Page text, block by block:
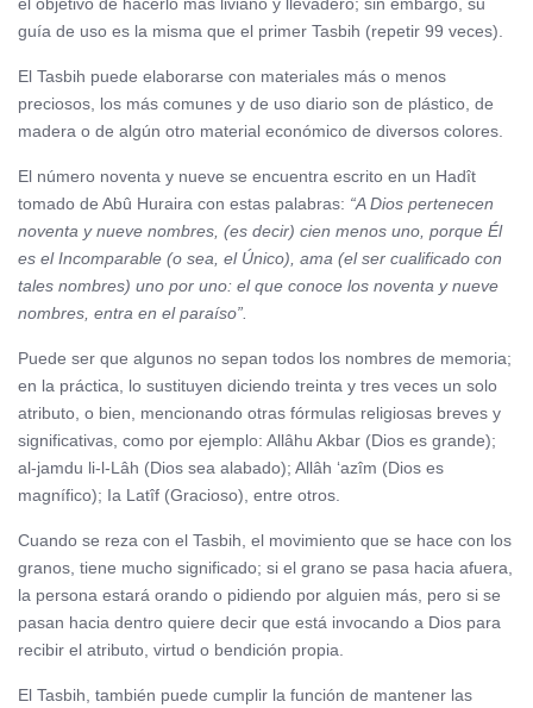
guía de uso es la misma que el primer Tasbih (repetir 99 veces).
El Tasbih puede elaborarse con materiales más o menos
preciosos, los más comunes y de uso diario son de plástico, de
madera o de algún otro material económico de diversos colores.
El número noventa y nueve se encuentra escrito en un Hadît
tomado de Abû Huraira con estas palabras: “A Dios pertenecen
noventa y nueve nombres, (es decir) cien menos uno, porque Él
es el Incomparable (o sea, el Único), ama (el ser cualificado con
tales nombres) uno por uno: el que conoce los noventa y nueve
nombres, entra en el paraíso”.
Puede ser que algunos no sepan todos los nombres de memoria;
en la práctica, lo sustituyen diciendo treinta y tres veces un solo
atributo, o bien, mencionando otras fórmulas religiosas breves y
significativas, como por ejemplo: Allâhu Akbar (Dios es grande);
al-jamdu li-l-Lâh (Dios sea alabado); Allâh ‘azîm (Dios es
magnífico); Ia Latîf (Gracioso), entre otros.
Cuando se reza con el Tasbih, el movimiento que se hace con los
granos, tiene mucho significado; si el grano se pasa hacia afuera,
la persona estará orando o pidiendo por alguien más, pero si se
pasan hacia dentro quiere decir que está invocando a Dios para
recibir el atributo, virtud o bendición propia.
El Tasbih, también puede cumplir la función de mantener las